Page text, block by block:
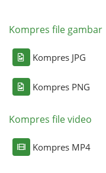
Kompres file gambar
Kompres JPG
Kompres PNG
Kompres file video
Kompres MP4